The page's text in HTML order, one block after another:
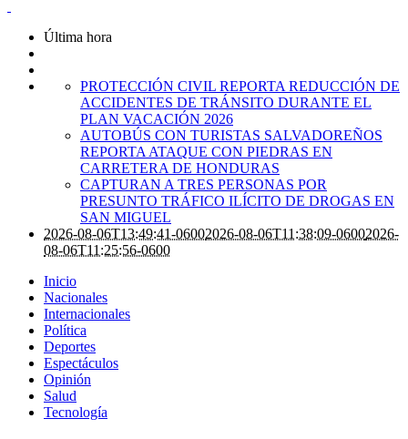
Última hora
PROTECCIÓN CIVIL REPORTA REDUCCIÓN DE
ACCIDENTES DE TRÁNSITO DURANTE EL
PLAN VACACIÓN 2026
AUTOBÚS CON TURISTAS SALVADOREÑOS
REPORTA ATAQUE CON PIEDRAS EN
CARRETERA DE HONDURAS
CAPTURAN A TRES PERSONAS POR
PRESUNTO TRÁFICO ILÍCITO DE DROGAS EN
SAN MIGUEL
2026-08-06T13:49:41-06002026-08-06T11:38:09-06002026-
08-06T11:25:56-0600
Inicio
Nacionales
Internacionales
Política
Deportes
Espectáculos
Opinión
Salud
Tecnología